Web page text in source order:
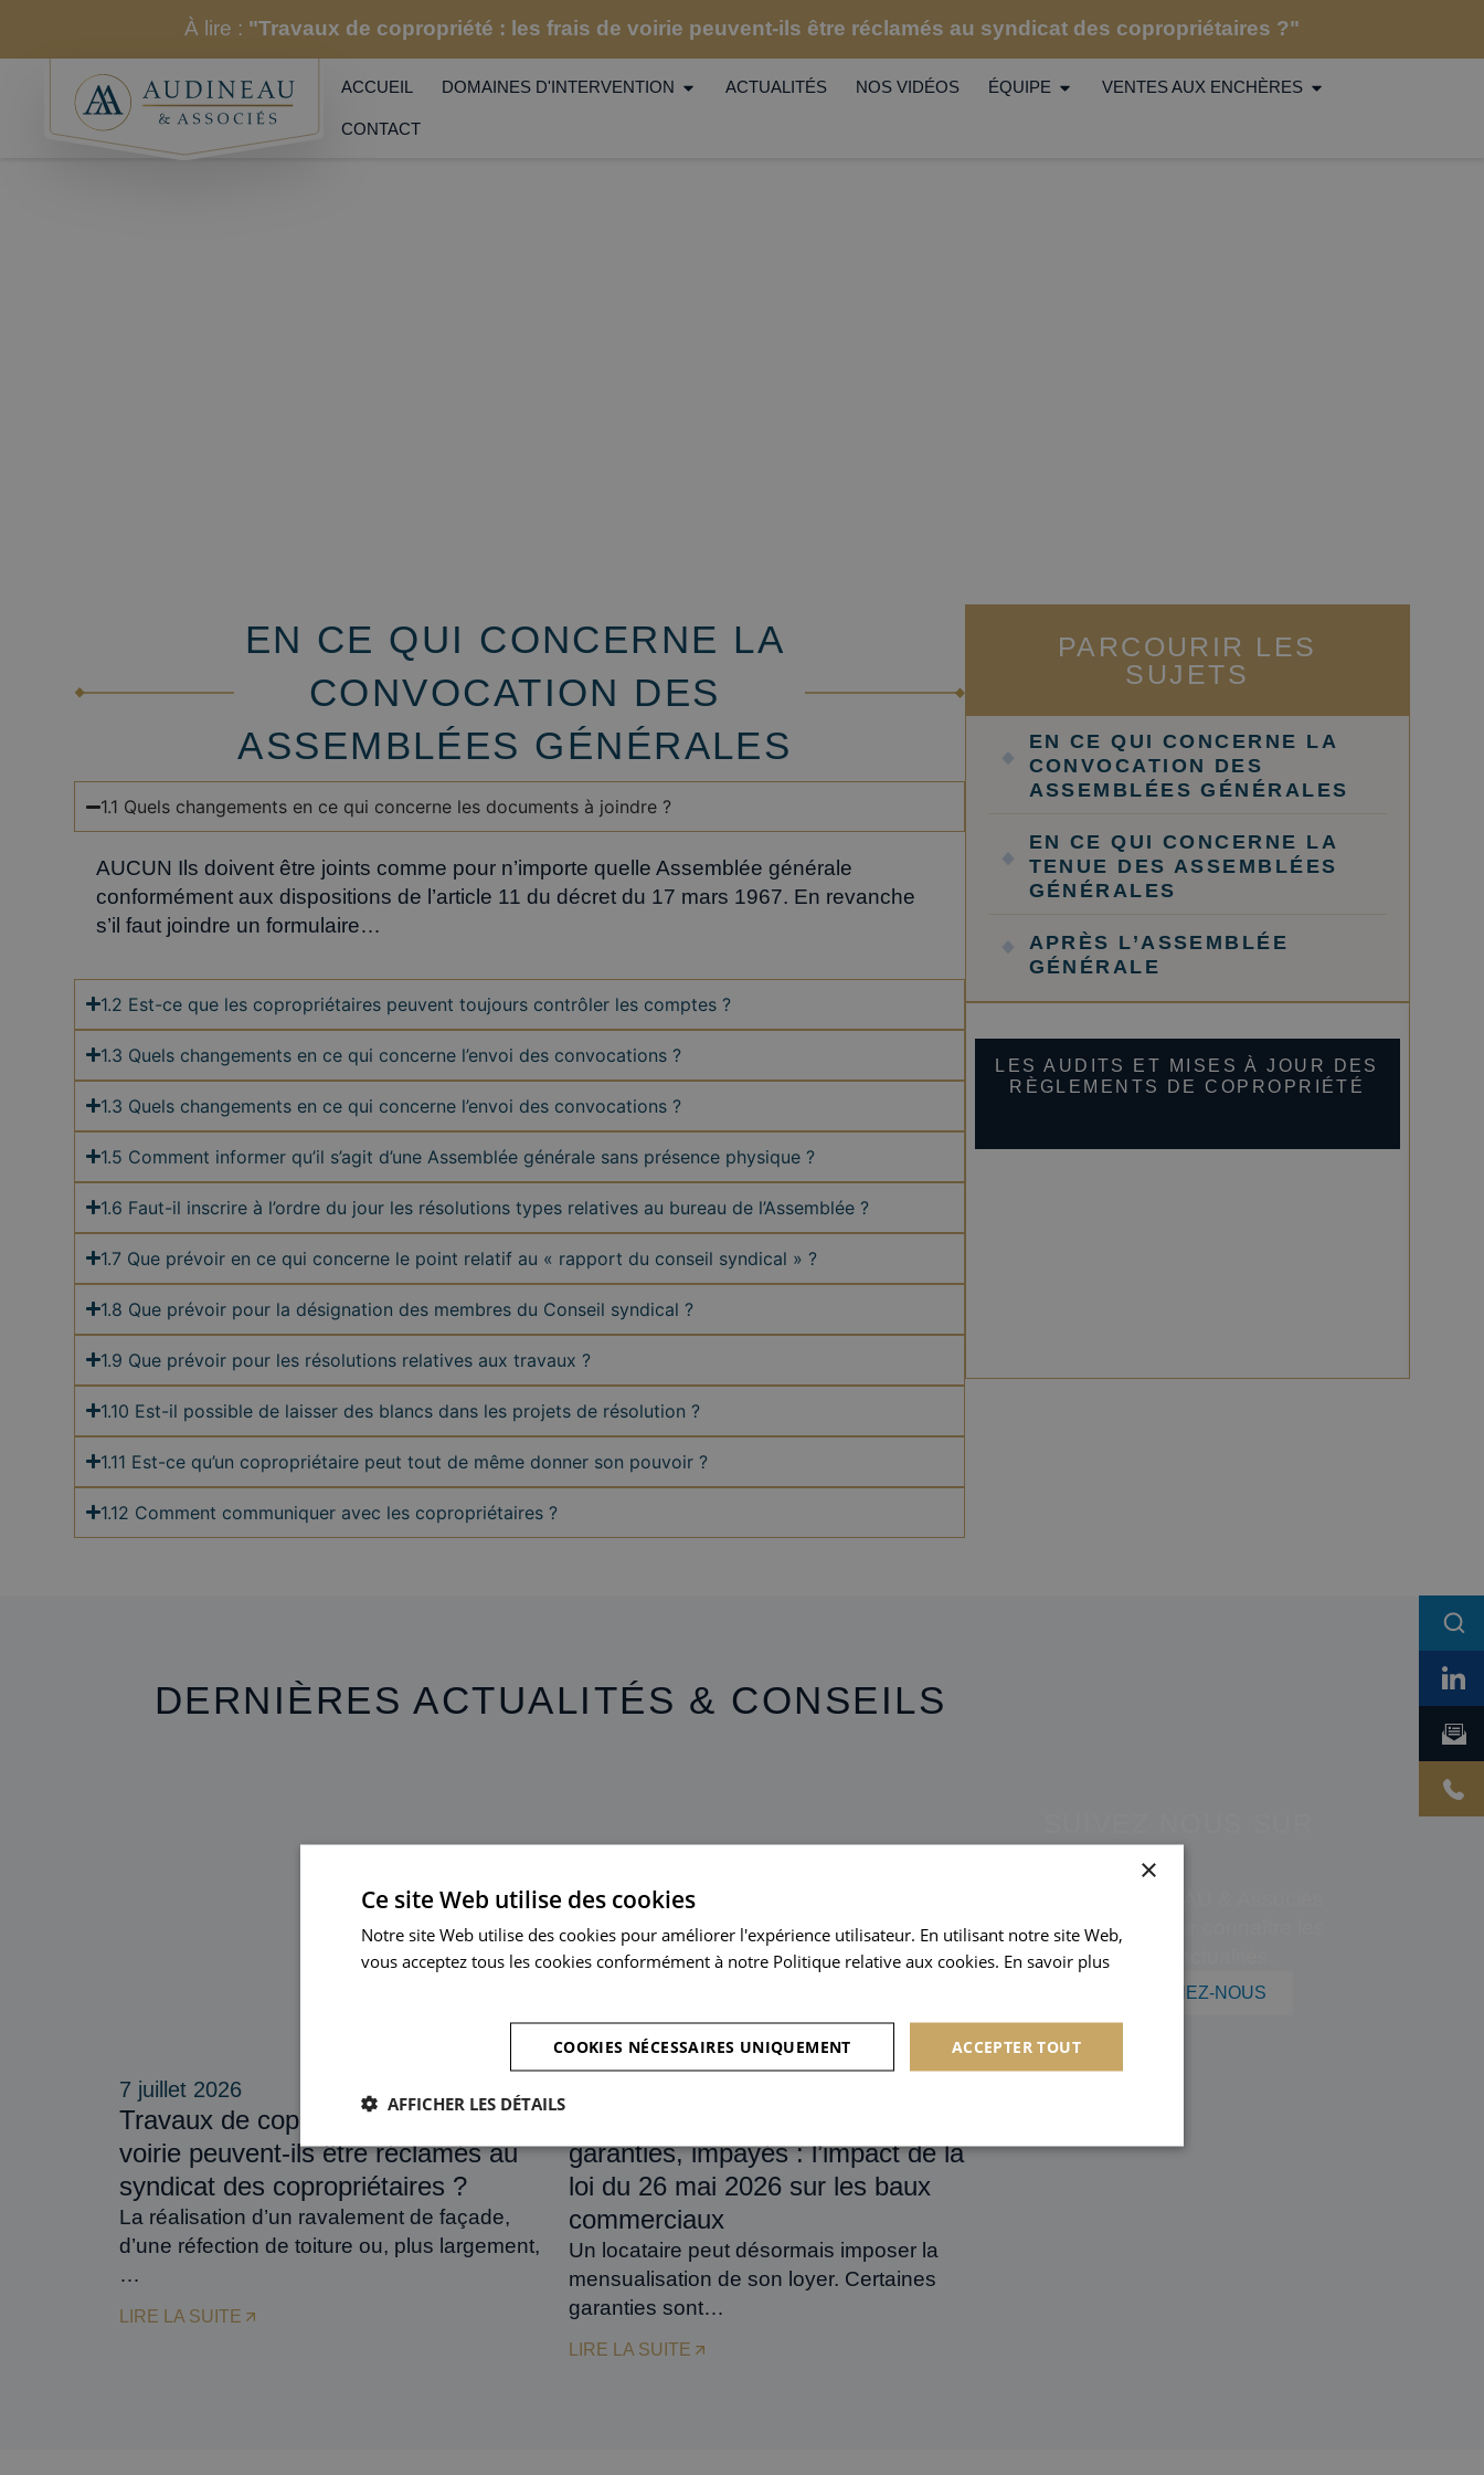
À lire : "Travaux de copropriété : les frais de voirie peuvent-ils être réclamés au syndicat des copropriétaires ?"
ACCUEIL DOMAINES D'INTERVENTION ACTUALITÉS NOS VIDÉOS ÉQUIPE VENTES AUX ENCHÈRES
CONTACT
EN CE QUI CONCERNE LA
CONVOCATION DES
ASSEMBLÉES GÉNÉRALES
1.1 Quels changements en ce qui concerne les documents à joindre ?
AUCUN Ils doivent être joints comme pour n’importe quelle Assemblée générale
conformément aux dispositions de l’article 11 du décret du 17 mars 1967. En revanche
s’il faut joindre un formulaire…
1.2 Est-ce que les copropriétaires peuvent toujours contrôler les comptes ?
1.3 Quels changements en ce qui concerne l’envoi des convocations ?
1.3 Quels changements en ce qui concerne l’envoi des convocations ?
1.5 Comment informer qu’il s’agit d’une Assemblée générale sans présence physique ?
1.6 Faut-il inscrire à l’ordre du jour les résolutions types relatives au bureau de l’Assemblée ?
1.7 Que prévoir en ce qui concerne le point relatif au « rapport du conseil syndical » ?
1.8 Que prévoir pour la désignation des membres du Conseil syndical ?
1.9 Que prévoir pour les résolutions relatives aux travaux ?
1.10 Est-il possible de laisser des blancs dans les projets de résolution ?
1.11 Est-ce qu’un copropriétaire peut tout de même donner son pouvoir ?
1.12 Comment communiquer avec les copropriétaires ?
PARCOURIR LES
SUJETS
EN CE QUI CONCERNE LA
CONVOCATION DES
ASSEMBLÉES GÉNÉRALES
EN CE QUI CONCERNE LA
TENUE DES ASSEMBLÉES
GÉNÉRALES
APRÈS L’ASSEMBLÉE
GÉNÉRALE
LES AUDITS ET MISES À JOUR DES
RÈGLEMENTS DE COPROPRIÉTÉ
DERNIÈRES ACTUALITÉS & CONSEILS
7 juillet 2026
Travaux de copropriété : les frais de
voirie peuvent-ils être réclamés au
syndicat des copropriétaires ?
La réalisation d’un ravalement de façade,
d’une réfection de toiture ou, plus largement,
…
LIRE LA SUITE
garanties, impayés : l’impact de la
loi du 26 mai 2026 sur les baux
commerciaux
Un locataire peut désormais imposer la
mensualisation de son loyer. Certaines
garanties sont…
LIRE LA SUITE
sur LinkedIn pour connaître les
dernières actualités.
REJOIGNEZ-NOUS
×
Ce site Web utilise des cookies
Notre site Web utilise des cookies pour améliorer l'expérience utilisateur. En utilisant notre site Web,
vous acceptez tous les cookies conformément à notre Politique relative aux cookies. En savoir plus
ACCEPTER TOUT
COOKIES NÉCESSAIRES UNIQUEMENT
AFFICHER LES DÉTAILS